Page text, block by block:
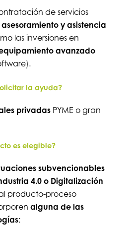
de servicios
asesoramiento y asistencia
las inversiones en
avanzado
la ayuda?
privadasPYME o gran
es elegible?
subvencionables
4.0 o Digitalización
producto-proceso
alguna de las
: